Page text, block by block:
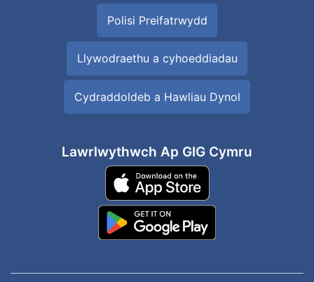
Polisi Preifatrwydd
Llywodraethu a cyhoeddiadau
Cydraddoldeb a Hawliau Dynol
Lawrlwythwch Ap GIG Cymru